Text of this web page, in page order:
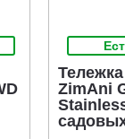
ZimAni